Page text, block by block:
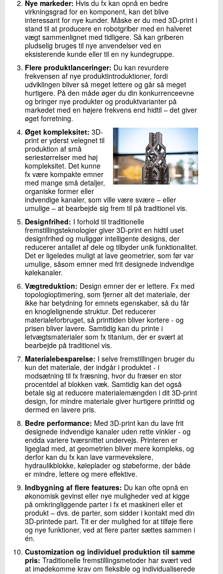
Nye markeder: Hvis du fx kan opnå en bedre
virkningsgrad for en komponent, kan det blive
interessant for nye kunder. Måske er du med 3D-print i
stand til at producere en robotgriber med en halveret
vægt sammenlignet med tidligere. Så kan griberen
pludselig bruges til nye anvendelser ved en
eksisterende kunde eller til en ny kundegruppe.
Flere produktlanceringer: Du kan revurdere
frekvensen af nye produktintroduktioner, fordi
udviklingen bliver så meget lettere og går så meget
hurtigere. På den måde øger du din konkurrenceevne
og bringer nye produkter og produktvarianter på
markedet med en højere frekvens end hidtil – det giver
øget forretning.
Øget kompleksitet: 3D-
print er yderst velegnet til
produktion af små
seriestørrelser med høj
kompleksitet. Det kunne
fx være kompakte emner
med mange små detaljer,
organiske former eller
indvendige kanaler, som ville være svære – eller
umulige – at bearbejde sig frem til på traditionel vis.
Designfrihed: I forhold til traditionelle
fremstillingsteknologier giver 3D-print en hidtil uset
designfrihed og muliggør intelligente designs, der
reducerer antallet af dele og tilbyder unik funktionalitet.
Det er ligeledes muligt at lave geometrier, som før var
umulige, såsom emner med frit designede indvendige
kølekanaler.
Vægtreduktion: Design emner der er lettere. Fx med
topologioptimering, som fjerner alt det materiale, der
ikke har betydning for emnets egenskaber, så du får
en knoglelignende struktur. Det reducerer
materialeforbruget, så printtiden bliver kortere - og
prisen bliver lavere. Samtidig kan du printe i
letvægtsmaterialer som fx titanium, der er svært at
bearbejde på traditionel vis.
Materialebesparelse: I selve fremstillingen bruger du
kun det materiale, der indgår i produktet - i
modsætning til fx fræsning, hvor du fræser en stor
procentdel af blokken væk. Samtidig kan det også
betale sig at reducere materialemængden i dit 3D-print
design, for mindre materiale giver hurtigere printtid og
dermed en lavere pris.
Bedre performance: Med 3D-print kan du lave frit
designede indvendige kanaler uden rette vinkler - og
endda variere tværsnittet undervejs. Printeren er
ligeglad med, at geometrien bliver mere kompleks, og
derfor kan du fx kan lave varmevekslere,
hydraulikblokke, køleplader og støbeforme, der både
er mindre, lettere og mere effektive.
Indbygning af flere features: Du kan ofte opnå en
økonomisk gevinst eller nye muligheder ved at kigge
på omkringliggende parter i fx et maskineri eller et
produkt – dvs. de parter, som sidder i kontakt med din
3D-printede part. Tit er der mulighed for at tilføje flere
og nye funktioner, ved at flere parter sættes sammen i
én.
Customization og individuel produktion til samme
pris: Traditionelle fremstillingsmetoder har svært ved
at imødekomme krav om fleksible og individualiserede